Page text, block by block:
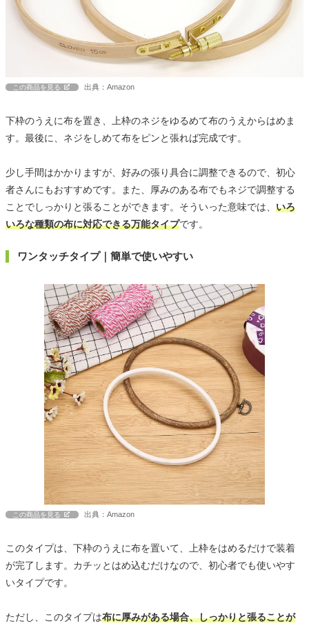
この商品を見る 出典：Amazon
下枠のうえに布を置き、上枠のネジをゆるめて布のうえからはめま
す。最後に、ネジをしめて布をピンと張れば完成です。
少し手間はかかりますが、好みの張り具合に調整できるので、初心
者さんにもおすすめです。また、厚みのある布でもネジで調整する
ことでしっかりと張ることができます。そういった意味では、 いろ
いろな種類の布に対応できる万能タイプです。
ワンタッチタイプ｜簡単で使いやすい
この商品を見る 出典：Amazon
このタイプは、下枠のうえに布を置いて、上枠をはめるだけで装着
が完了します。カチッとはめ込むだけなので、初心者でも使いやす
いタイプです。
ただし、このタイプは布に厚みがある場合、しっかりと張ることが